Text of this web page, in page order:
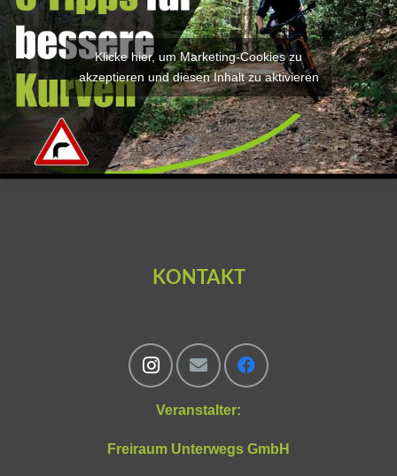
Klicke hier, um Marketing-Cookies zu
akzeptieren und diesen Inhalt zu aktivieren
KONTAKT
Veranstalter:
Freiraum Unterwegs GmbH